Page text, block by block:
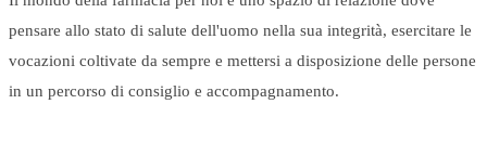
pensare allo stato di salute dell'uomo nella sua integrità, esercitare le
vocazioni coltivate da sempre e mettersi a disposizione delle persone
in un percorso di consiglio e accompagnamento.